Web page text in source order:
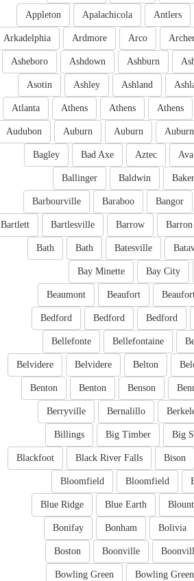
Antlers
Apalachicola
Appleton
Arco
Ardmore
Arkadelphia
Ashburn
Ashdown
Asheboro
Ashland
Ashley
Asotin
Athens
Athens
Athens
Atlanta
Auburn
Auburn
Auburn
Audubon
Ava
Aztec
Bad Axe
Bagley
Baldwin
Ballinger
Bangor
Baraboo
Barbourville
Barron
Barrow
Bartlesville
Bartlett
Batesville
Bath
Bath
Bay City
Bay Minette
Beaufort
Beaumont
Bedford
Bedford
Bedford
Bellefontaine
Bellefonte
Belton
Belvidere
Belvidere
Benson
Benton
Benton
Bernalillo
Berryville
Big
Big Timber
Billings
Bison
Black River Falls
Blackfoot
Bloomfield
Bloomfield
Blue Earth
Blue Ridge
Bolivia
Bonham
Bonifay
Boonville
Boston
Bowling Green
Bowling Green